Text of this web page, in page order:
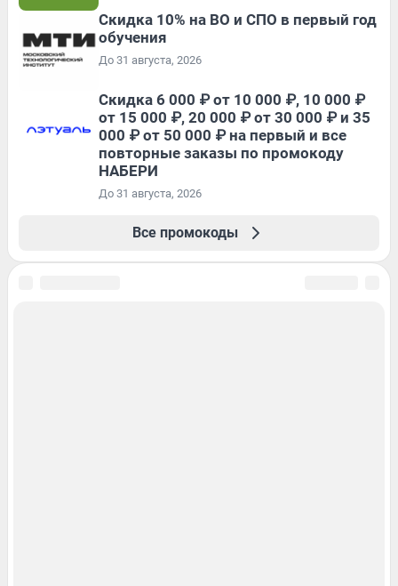
Скидка 10% на ВО и СПО в первый год
обучения
До 31 августа, 2026
Скидка 6 000 ₽ от 10 000 ₽, 10 000 ₽
от 15 000 ₽, 20 000 ₽ от 30 000 ₽ и 35
000 ₽ от 50 000 ₽ на первый и все
повторные заказы по промокоду
НАБЕРИ
До 31 августа, 2026
Все промокоды